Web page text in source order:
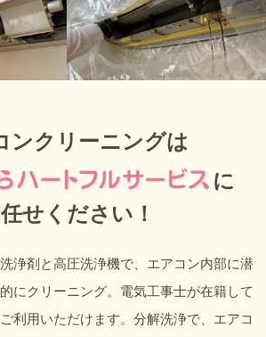
ンクリーニングは
に
せください！
浄剤と高圧洗浄機で、エアコン内部に潜
にクリーニング。電気工事士が在籍して
利用いただけます。分解洗浄で、エアコ